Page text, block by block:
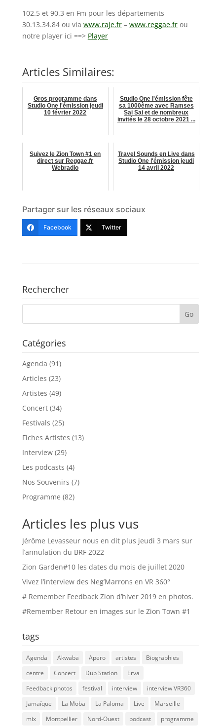
102.5 et 90.3 en Fm pour les départements
30.13.34.84 ou via www.raje.fr– www.reggae.frou
notre player ici ==> Player
Articles Similaires:
Gros programme dans
Studio One l'émission jeudi
10 février 2022
Studio One l'émission fête
sa 1000ème avec Ramses
Sai Sai et de nombreux
invités le 28 octobre 2021 ...
Suivez le Zion Town #1 en
direct sur Reggae.fr
Webradio
Travel Sounds en Live dans
Studio One l'émission jeudi
14 avril 2022
Partager sur les réseaux sociaux
Facebook Twitter
Rechercher
Catégories
Agenda (91)
Articles (23)
Artistes (49)
Concert(34)
Festivals (25)
Fiches Artistes (13)
Interview(29)
Les podcasts (4)
Nos Souvenirs (7)
Programme (82)
Articles les plus vus
Jérôme Levasseur nous en dit plus jeudi 3 mars sur
l’annulation du BRF 2022
Zion Garden#10 les dates du mois de juillet 2020
Vivez l’interview des Neg’Marrons en VR 360°
# Remember Feedback Zion d’hiver 2019 en photos.
#Remember Retour en images sur le Zion Town #1
tags
Agenda Akwaba Apero artistes
Biographies
centre
Concert Dub Station
Erva
Feedback photos
festival interview
interview VR360
Jamaïque
La Moba La Paloma Live
Marseille
mix
Montpellier Nord-Ouest podcast
programme